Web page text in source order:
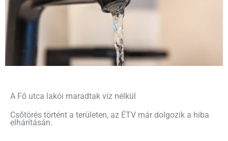
A Fő utca lakói maradtak víz nélkül
Csőtörés történt a területen, az ÉTV már dolgozik a hiba
elhárításán.